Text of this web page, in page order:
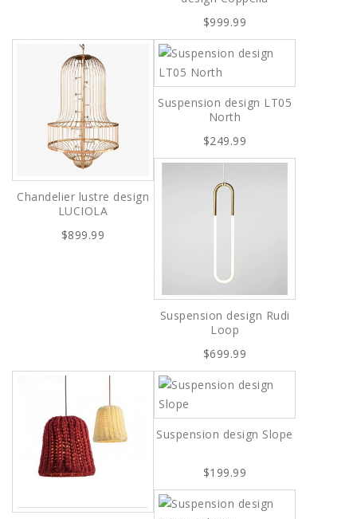
$999.99
Chandelier lustre design
LUCIOLA
$899.99
Suspension design LT05
North
$249.99
Suspension design Rudi
Loop
$699.99
Suspension design Slope
$199.99